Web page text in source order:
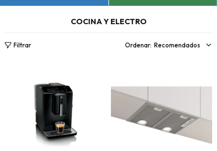
COCINA Y ELECTRO
Recomendados